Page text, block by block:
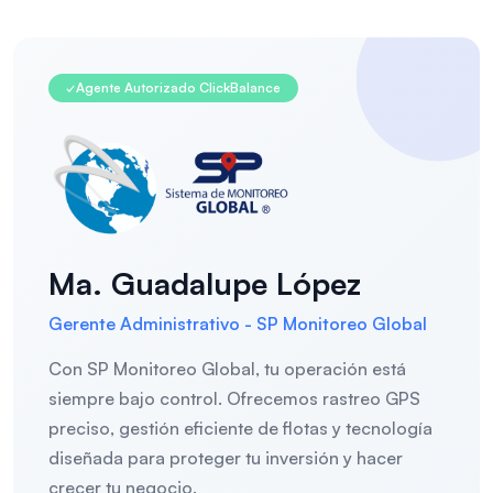
✓Agente Autorizado ClickBalance
Ma. Guadalupe López
Gerente Administrativo - SP Monitoreo Global
Con SP Monitoreo Global, tu operación está
siempre bajo control. Ofrecemos rastreo GPS
preciso, gestión eficiente de flotas y tecnología
diseñada para proteger tu inversión y hacer
crecer tu negocio.